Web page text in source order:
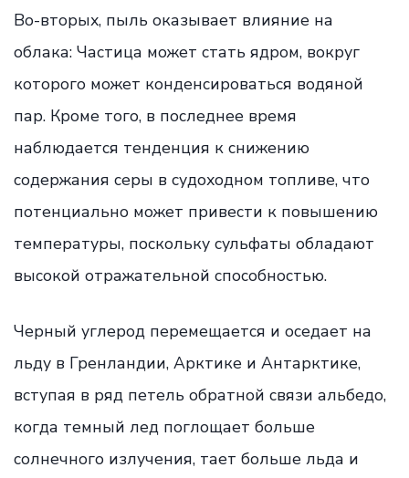
Во-вторых, пыль оказывает влияние на
облака: Частица может стать ядром, вокруг
которого может конденсироваться водяной
пар. Кроме того, в последнее время
наблюдается тенденция к снижению
содержания серы в судоходном топливе, что
потенциально может привести к повышению
температуры, поскольку сульфаты обладают
высокой отражательной способностью.
Черный углерод перемещается и оседает на
льду в Гренландии, Арктике и Антарктике,
вступая в ряд петель обратной связи альбедо,
когда темный лед поглощает больше
солнечного излучения, тает больше льда и